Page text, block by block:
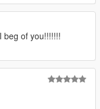
beg of you!!!!!!!